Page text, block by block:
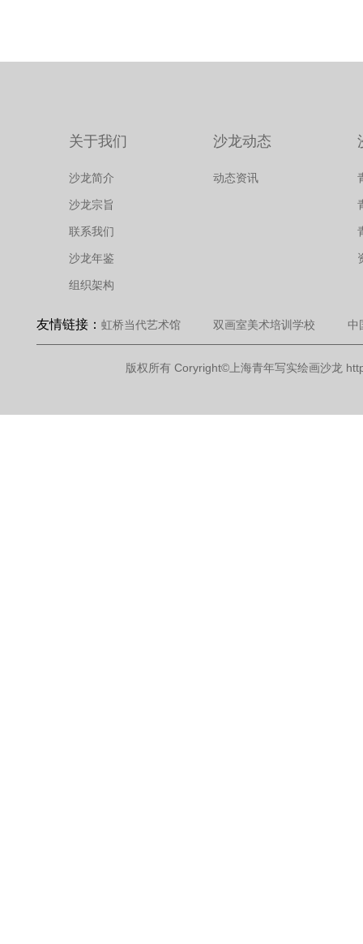
关于我们
沙龙简介
沙龙宗旨
联系我们
沙龙年鉴
组织架构
沙龙动态
动态资讯
友情链接： 虹桥当代艺术馆 双画室美术培训学校 中
版权所有 Coryright©上海青年写实绘画沙龙